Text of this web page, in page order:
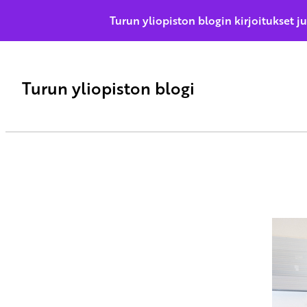
Turun yliopiston blogi
Turun yliopiston blogin kirjoitukset